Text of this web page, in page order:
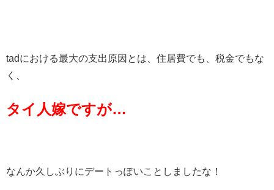
tadにおける最大の支出原因とは、住居費でも、税金でもな
く、
タイ人嫁ですが…
なんか久しぶりにデートっぽいことしましたな！